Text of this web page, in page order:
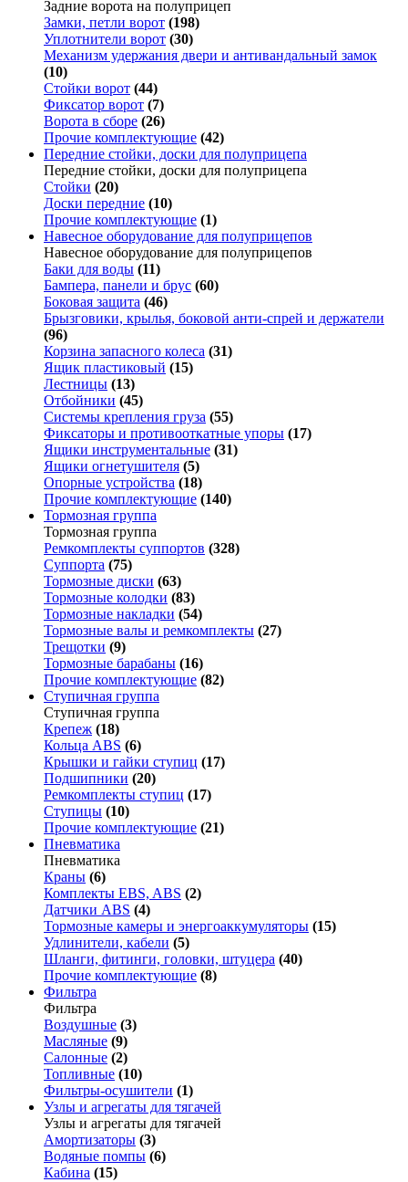
Задние ворота на полуприцеп
Замки, петли ворот (198)
Уплотнители ворот (30)
Механизм удержания двери и антивандальный замок
(10)
Стойки ворот (44)
Фиксатор ворот (7)
Ворота в сборе (26)
Прочие комплектующие (42)
Передние стойки, доски для полуприцепа
Передние стойки, доски для полуприцепа
Стойки (20)
Доски передние (10)
Прочие комплектующие (1)
Навесное оборудование для полуприцепов
Навесное оборудование для полуприцепов
Баки для воды (11)
Бампера, панели и брус (60)
Боковая защита (46)
Брызговики, крылья, боковой анти-спрей и держатели
(96)
Корзина запасного колеса (31)
Ящик пластиковый (15)
Лестницы (13)
Отбойники (45)
Системы крепления груза (55)
Фиксаторы и противооткатные упоры (17)
Ящики инструментальные (31)
Ящики огнетушителя (5)
Опорные устройства (18)
Прочие комплектующие (140)
Тормозная группа
Тормозная группа
Ремкомплекты суппортов (328)
Суппорта (75)
Тормозные диски (63)
Тормозные колодки (83)
Тормозные накладки (54)
Тормозные валы и ремкомплекты (27)
Трещотки (9)
Тормозные барабаны (16)
Прочие комплектующие (82)
Ступичная группа
Ступичная группа
Крепеж (18)
Кольца ABS (6)
Крышки и гайки ступиц (17)
Подшипники (20)
Ремкомплекты ступиц (17)
Ступицы (10)
Прочие комплектующие (21)
Пневматика
Пневматика
Краны (6)
Комплекты EBS, ABS (2)
Датчики ABS (4)
Тормозные камеры и энергоаккумуляторы (15)
Удлинители, кабели (5)
Шланги, фитинги, головки, штуцера (40)
Прочие комплектующие (8)
Фильтра
Фильтра
Воздушные (3)
Масляные (9)
Салонные (2)
Топливные (10)
Фильтры-осушители (1)
Узлы и агрегаты для тягачей
Узлы и агрегаты для тягачей
Амортизаторы (3)
Водяные помпы (6)
Кабина (15)